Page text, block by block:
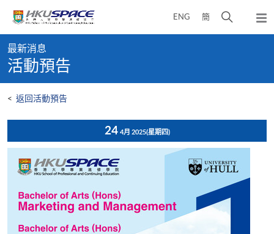
content
ENG 簡
開
彈
出
content
start
最新消息
活動預告
< 返回活動預告
24 4月 2025(星期四)